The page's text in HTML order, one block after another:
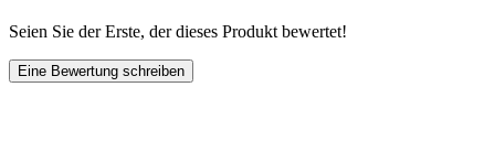
Seien Sie der Erste, der dieses Produkt bewertet!
Eine Bewertung schreiben